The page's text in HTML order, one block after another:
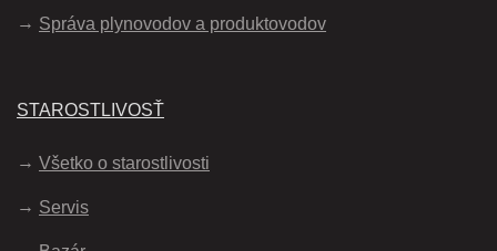
Správa plynovodov a produktovodov
STAROSTLIVOSŤ
Všetko o starostlivosti
Servis